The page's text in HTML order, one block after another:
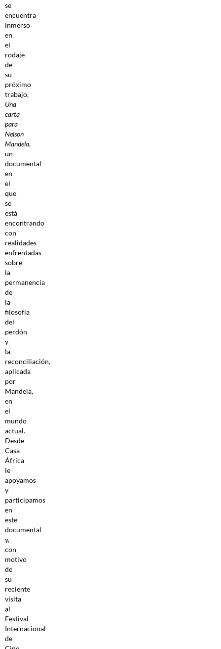
se
encuentra
inmerso
en
el
rodaje
de
su
próximo
trabajo,
Una
carta
para
Nelson
Mandela,
un
documental
en
el
que
se
está
encontrando
con
realidades
enfrentadas
sobre
la
permanencia
de
la
filosofía
del
perdón
y
la
reconciliación,
aplicada
por
Mandela,
en
el
mundo
actual.
Desde
Casa
África
le
apoyamos
y
participamos
en
este
documental
y,
con
motivo
de
su
reciente
visita
al
Festival
Internacional
de